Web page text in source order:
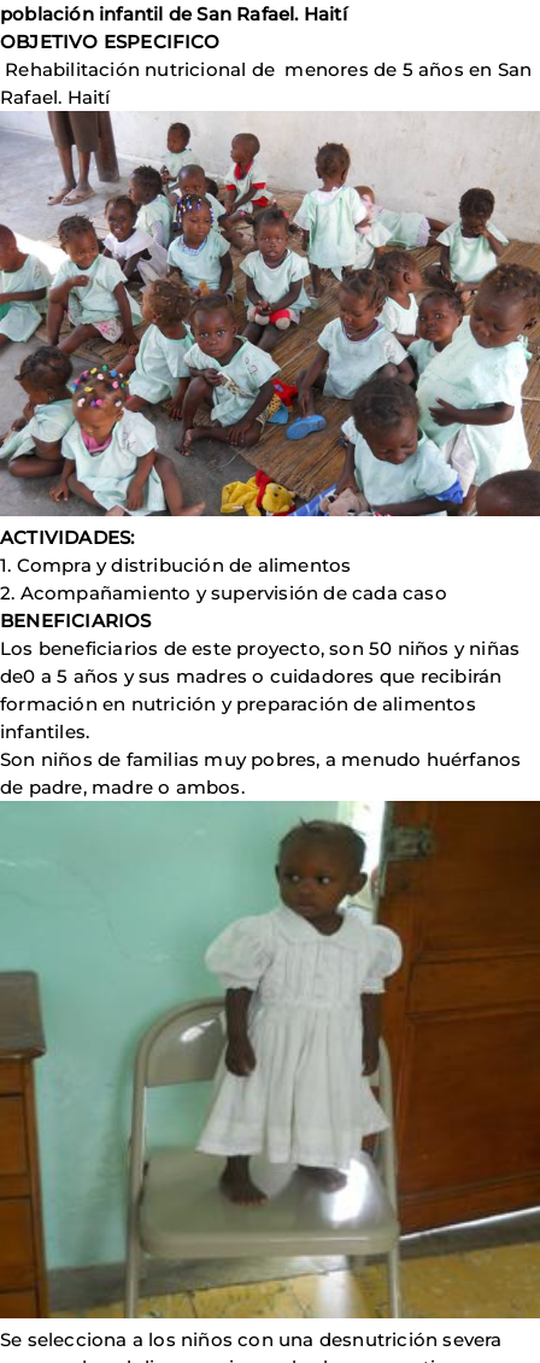
población infantil de San Rafael. Haití
OBJETIVO ESPECIFICO
Rehabilitación nutricional de menores de 5 años en San
Rafael. Haití
ACTIVIDADES:
1. Compra y distribución de alimentos
2. Acompañamiento y supervisión de cada caso
BENEFICIARIOS
Los beneficiarios de este proyecto, son 50 niños y niñas
de0 a 5 años y sus madres o cuidadores que recibirán
formación en nutrición y preparación de alimentos
infantiles.
Son niños de familias muy pobres, a menudo huérfanos
de padre, madre o ambos.
Se selecciona a los niños con una desnutrición severa